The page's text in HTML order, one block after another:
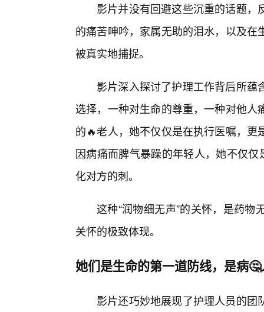
影片并没有回避这些沉重的话题
的痛苦呻吟，家属无助的泪水，以及
被真实地捕捉。
影片深入探讨了护理工作背后所
选择，一种对生命的尊重，一种对他
的🔥老人，她不仅仅是在执行医嘱，
因病痛而脾气暴躁的年轻人，她不仅
化对方的刺。
这种“润物细无声”的关怀，是药
关怀的极致体现。
她们是生命的第一道防线，是病
影片还巧妙地展现了护理人员的